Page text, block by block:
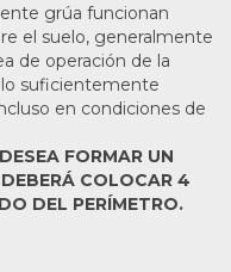
grúa funcionan
el suelo, generalmente
de operación de la
suficientemente
en condiciones de
FORMAR UN
COLOCAR 4
DEL PERÍMETRO.